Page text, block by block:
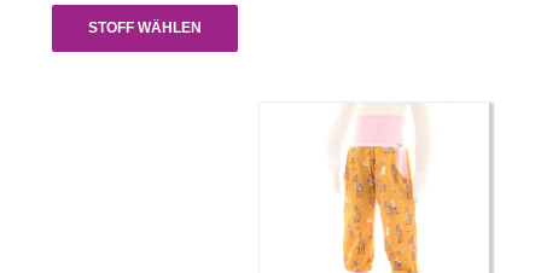
bis
27,00 €
STOFF WÄHLEN